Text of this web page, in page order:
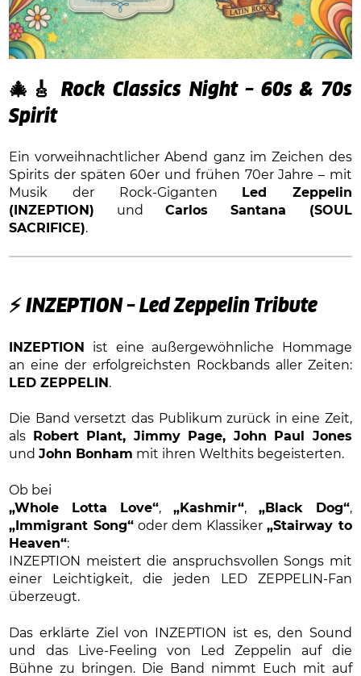
🎄🎸Rock Classics Night – 60s & 70s
Spirit
Ein vorweihnachtlicher Abend ganz im Zeichen des
Spirits der späten 60er und frühen 70er Jahre – mit
Musik der Rock-Giganten
Led Zeppelin
(INZEPTION) und Carlos Santana (SOUL
SACRIFICE).
⚡INZEPTION – Led Zeppelin Tribute
INZEPTION
ist eine außergewöhnliche Hommage
an eine der erfolgreichsten Rockbands aller Zeiten:
LED ZEPPELIN .
Die Band versetzt das Publikum zurück in eine Zeit,
als
Robert Plant, Jimmy Page, John Paul Jones
undJohn Bonham mit ihren Welthits begeisterten.
Ob bei
„Whole Lotta Love“, „Kashmir“, „Black Dog“,
„Immigrant Song“oder dem Klassiker„Stairway to
Heaven“:
INZEPTION meistert die anspruchsvollen Songs mit
einer Leichtigkeit, die jeden LED ZEPPELIN-Fan
überzeugt.
Das erklärte Ziel von INZEPTION ist es, den Sound
und das Live-Feeling von Led Zeppelin auf die
Bühne zu bringen. Die Band nimmt Euch mit auf